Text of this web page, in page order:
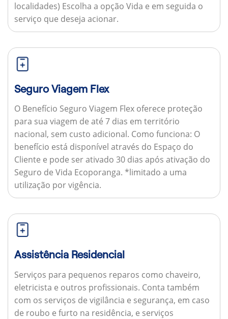
localidades) Escolha a opção Vida e em seguida o
serviço que deseja acionar.
Seguro Viagem Flex
O Benefício Seguro Viagem Flex oferece proteção
para sua viagem de até 7 dias em território
nacional, sem custo adicional. Como funciona: O
benefício está disponível através do Espaço do
Cliente e pode ser ativado 30 dias após ativação do
Seguro de Vida Ecoporanga. *limitado a uma
utilização por vigência.
Assistência Residencial
Serviços para pequenos reparos como chaveiro,
eletricista e outros profissionais. Conta também
com os serviços de vigilância e segurança, em caso
de roubo e furto na residência, e serviços